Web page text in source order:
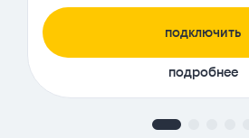
подключить
подробнее